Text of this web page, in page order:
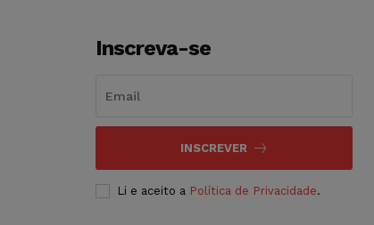
Inscreva-se
INSCREVER
Li e aceito a Política de Privacidade.